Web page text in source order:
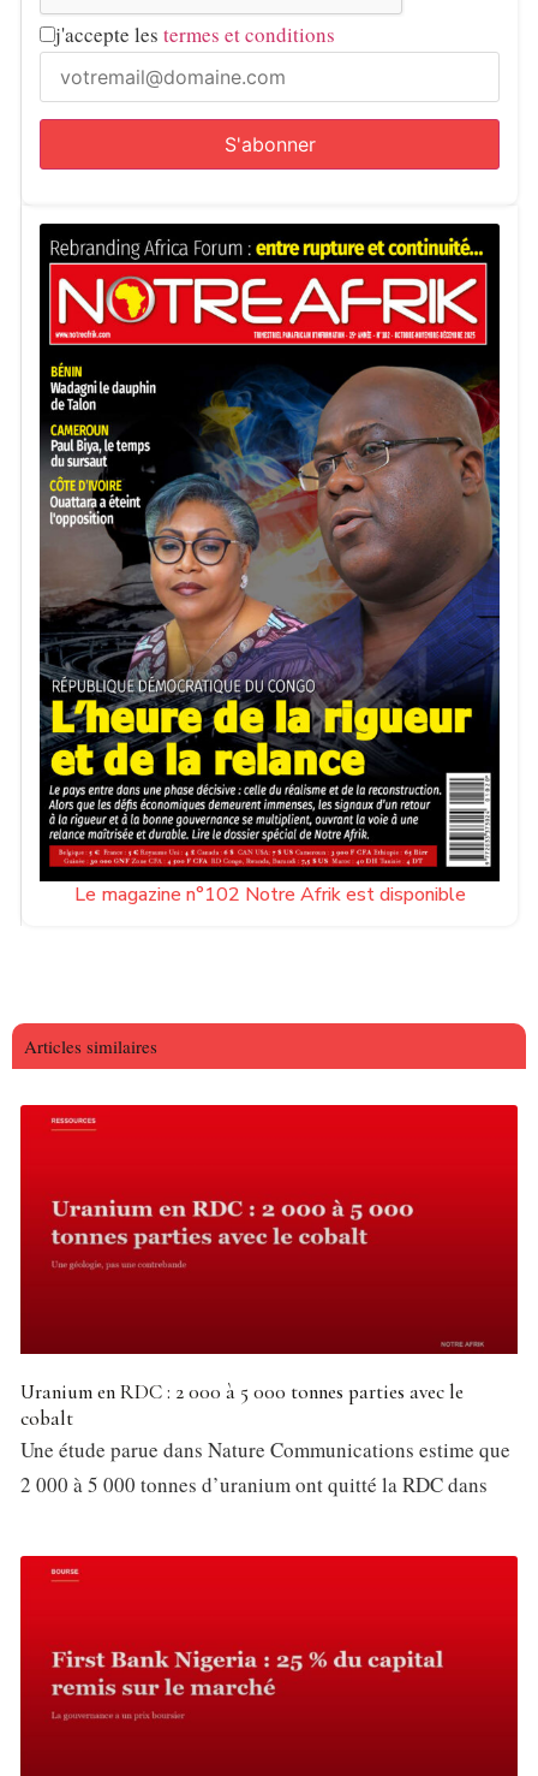
j'accepte les termes et conditions
Le magazine n°102 Notre Afrik est disponible
Articles similaires
Uranium en RDC : 2 000 à 5 000 tonnes parties avec le
cobalt
Une étude parue dans Nature Communications estime que
2 000 à 5 000 tonnes d’uranium ont quitté la RDC dans